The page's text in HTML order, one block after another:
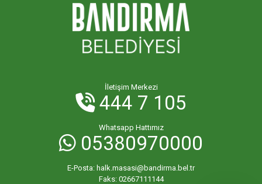
İletişim Merkezi
444 7 105
Whatsapp Hattımız
05380970000
E-Posta: halk.masasi@bandirma.bel.tr
Faks: 02667111144